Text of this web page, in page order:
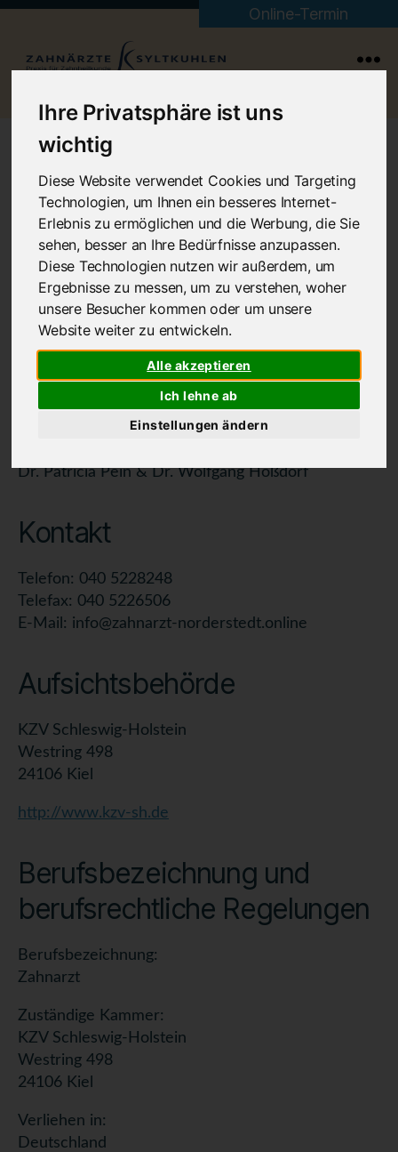
Ihre Privatsphäre ist uns
wichtig
Diese Website verwendet Cookies und Targeting
Technologien, um Ihnen ein besseres Internet-
Erlebnis zu ermöglichen und die Werbung, die Sie
sehen, besser an Ihre Bedürfnisse anzupassen.
Diese Technologien nutzen wir außerdem, um
Ergebnisse zu messen, um zu verstehen, woher
unsere Besucher kommen oder um unsere
Website weiter zu entwickeln.
Alle akzeptieren
Ich lehne ab
Einstellungen ändern
Syltkuhlen
Online-Termin
Impressum
Angaben gemäß § 5 TMG
Wolfgang Hoßdorf
22846 Norderstedt
Dr. Patricia Pein & Dr. Wolfgang Hoßdorf
Kontakt
Telefon: 040 5228248
Telefax: 040 5226506
E-Mail: info@zahnarzt-norderstedt.online
Aufsichtsbehörde
KZV Schleswig-Holstein
Westring 498
24106 Kiel
http://www.kzv-sh.de
Berufsbezeichnung und
berufsrechtliche Regelungen
Berufsbezeichnung:
Zahnarzt
Zuständige Kammer:
KZV Schleswig-Holstein
Westring 498
24106 Kiel
Verliehen in:
Deutschland